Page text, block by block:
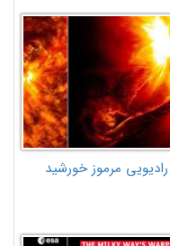
مرموز خورشید